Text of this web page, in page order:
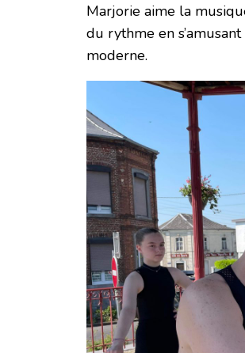
Marjorie aime la
du rythme en
moderne.